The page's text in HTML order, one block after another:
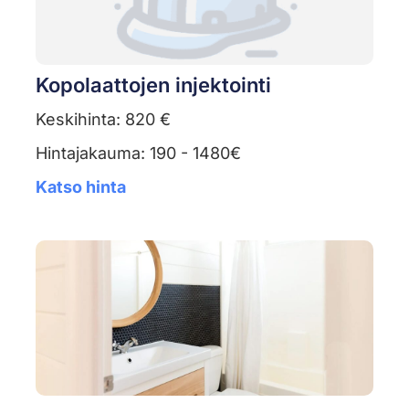
Kopolaattojen injektointi
Keskihinta: 820 €
Hintajakauma: 190 - 1480€
Katso hinta